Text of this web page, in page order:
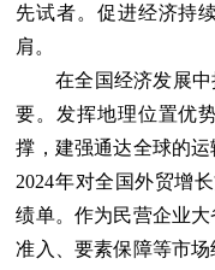
先试者。促进经济持
肩。
在全国经济发展中
要。发挥地理位置优
撑，建强通达全球的
2024年对全国外贸增
绩单。作为民营企业
准入、要素保障等市